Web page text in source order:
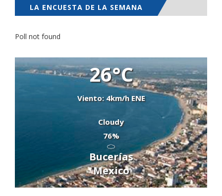
LA ENCUESTA DE LA SEMANA
Poll not found
26°C
Viento: 4km/h ENE
Cloudy
76%
Bucerías
Mexico